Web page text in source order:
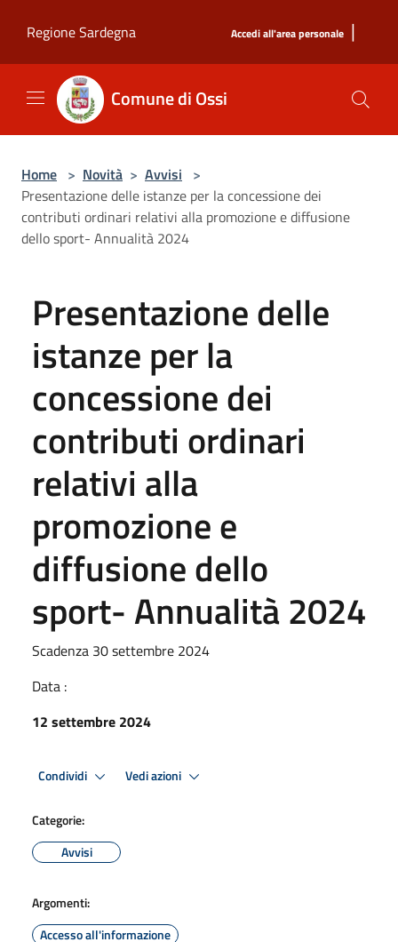
Regione Sardegna
Accedi all'area personale |
Comune di Ossi
Home > Novità > Avvisi >
Presentazione delle istanze per la concessione dei
contributi ordinari relativi alla promozione e diffusione
dello sport- Annualità 2024
Presentazione delle
istanze per la
concessione dei
contributi ordinari
relativi alla
promozione e
diffusione dello
sport- Annualità 2024
Scadenza 30 settembre 2024
Data :
12 settembre 2024
Condividi Vedi azioni
Categorie:
Avvisi
Argomenti:
Accesso all'informazione